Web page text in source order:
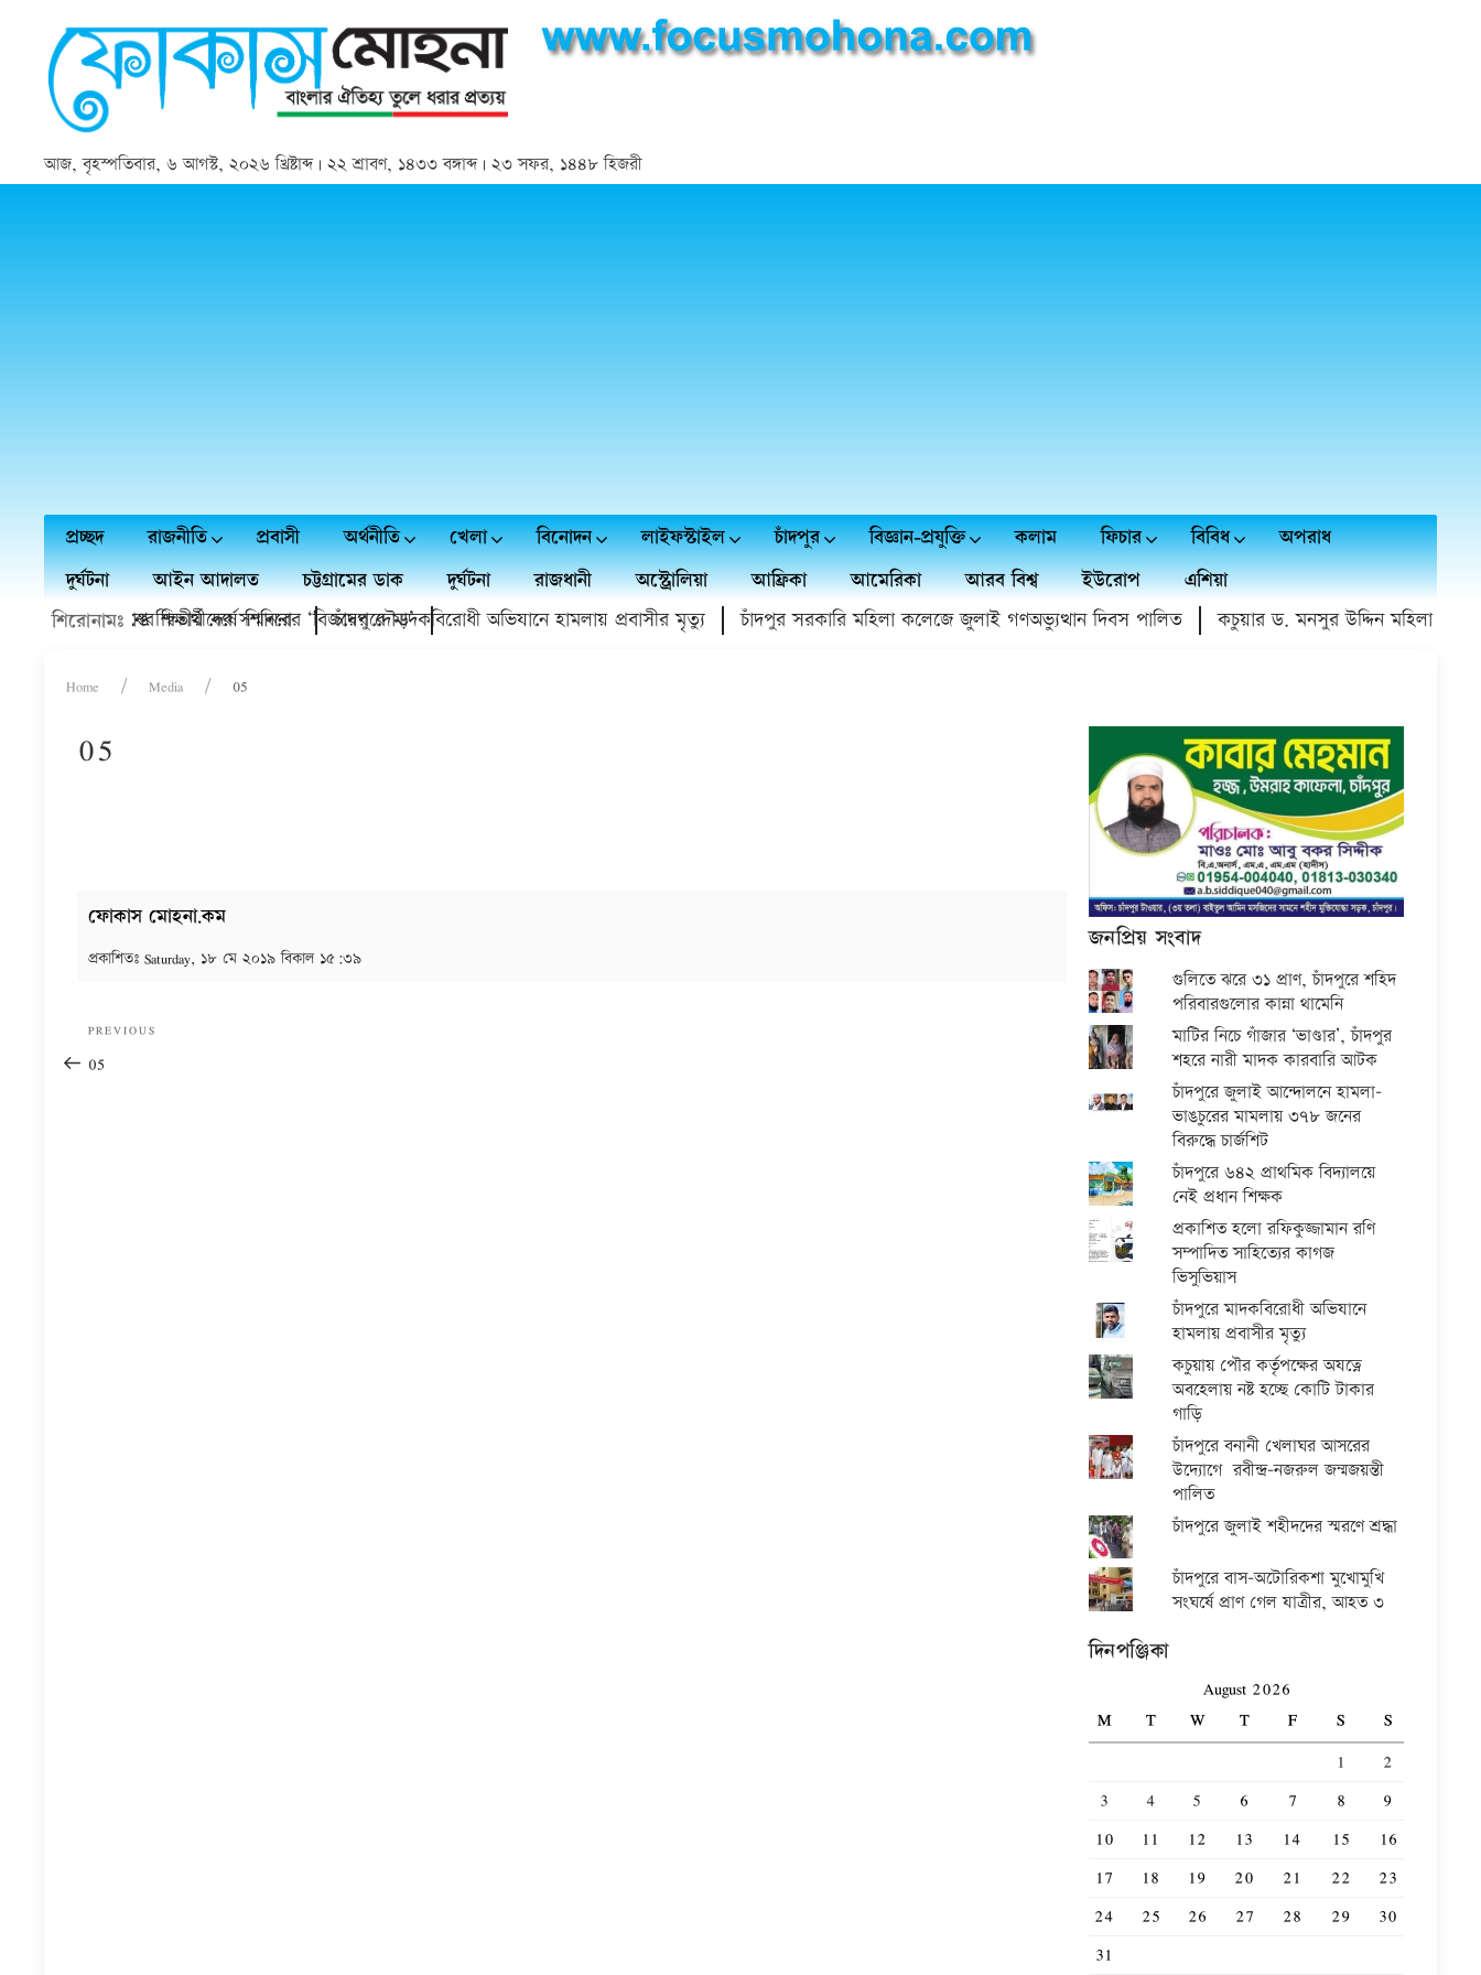
আজ, বৃহস্পতিবার, ৬ আগস্ট, ২০২৬ খ্রিষ্টাব্দ | ২২ শ্রাবণ, ১৪৩৩ বঙ্গাব্দ | ২৩ সফর, ১৪৪৮ হিজরী
প্রচ্ছদ রাজনীতি প্রবাসী অর্থনীতি খেলা বিনোদন লাইফস্টাইল চাঁদপুর বিজ্ঞান-প্রযুক্তি কলাম ফিচার বিবিধ
অপরাধ
দুর্ঘটনা
আইন আদালত চট্টগ্রামের ডাক দুর্ঘটনা রাজধানী অস্ট্রোলিয়া আফ্রিকা আমেরিকা আরব বিশ্ব ইউরোপ
এশিয়া
শিরোনামঃ
বৃত্তি প্রাপ্ত শিক্ষার্থীদের সম্মাননা চাঁদপুরে মাদকবিরোধী অভিযানে হামলায় প্রবাসীর মৃত্যু চাঁদপুর সরকারি মহিলা কলেজে জুলাই গণঅভ্যুত্থান দিবস পালিত কচুয়ার ড. মনসুর উদ্দিন মহিলা কলেজে
গণঅভ্যুত্থানের দ্বিতীয় বর্ষে শিবিরের ‘বিজয়ের দৌড়’
Home Media 05
05
ফোকাস মোহনা.কম
প্রকাশিতঃ Saturday, ১৮ মে ২০১৯ বিকাল ১৫:৩৯
Previous
Post
PREVIOUS
05
জনপ্রিয় সংবাদ
গুলিতে ঝরে ৩১ প্রাণ, চাঁদপুরে শহিদ
পরিবারগুলোর কান্না থামেনি
মাটির নিচে গাঁজার ‘ভাণ্ডার’, চাঁদপুর
শহরে নারী মাদক কারবারি আটক
চাঁদপুরে জুলাই আন্দোলনে হামলা-
ভাঙচুরের মামলায় ৩৭৮ জনের
বিরুদ্ধে চার্জশিট
চাঁদপুরে ৬৪২ প্রাথমিক বিদ্যালয়ে
নেই প্রধান শিক্ষক
প্রকাশিত হলো রফিকুজ্জামান রণি
সম্পাদিত সাহিত্যের কাগজ
ভিসুভিয়াস
চাঁদপুরে মাদকবিরোধী অভিযানে
হামলায় প্রবাসীর মৃত্যু
কচুয়ায় পৌর কর্তৃপক্ষের অযত্নে
অবহেলায় নষ্ট হচ্ছে কোটি টাকার
গাড়ি
চাঁদপুরে বনানী খেলাঘর আসরের
উদ্যোগে রবীন্দ্র-নজরুল জন্মজয়ন্তী
পালিত
চাঁদপুরে জুলাই শহীদদের স্মরণে শ্রদ্ধা
চাঁদপুরে বাস-অটোরিকশা মুখোমুখি
সংঘর্ষে প্রাণ গেল যাত্রীর, আহত ৩
দিনপঞ্জিকা
August 2026
M
T W T F S
S
1
2
3
4 5 6 7 8
9
10
11 12 13 14 15
16
17
18 19 20 21 22
23
24
25 26 27 28 29
30
31